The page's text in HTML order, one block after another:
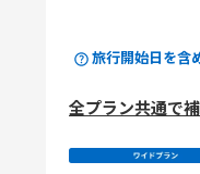
旅行開始日を含
全プラン共通で